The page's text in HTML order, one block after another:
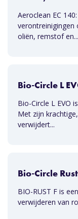
Aeroclean EC
verontreinigingen
oliën, remstof en...
Bio-Circle L
Bio-Circle L EVO
Met zijn
verwijdert...
Bio-Circle
BIO-RUST F is
verwijderen van